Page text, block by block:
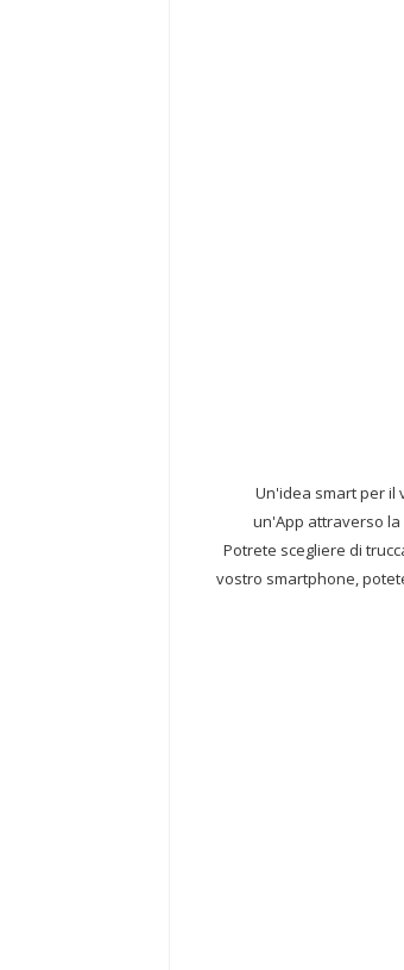
Un'idea smart per il
un'App attraverso la
Potrete scegliere di
vostro smartphone,